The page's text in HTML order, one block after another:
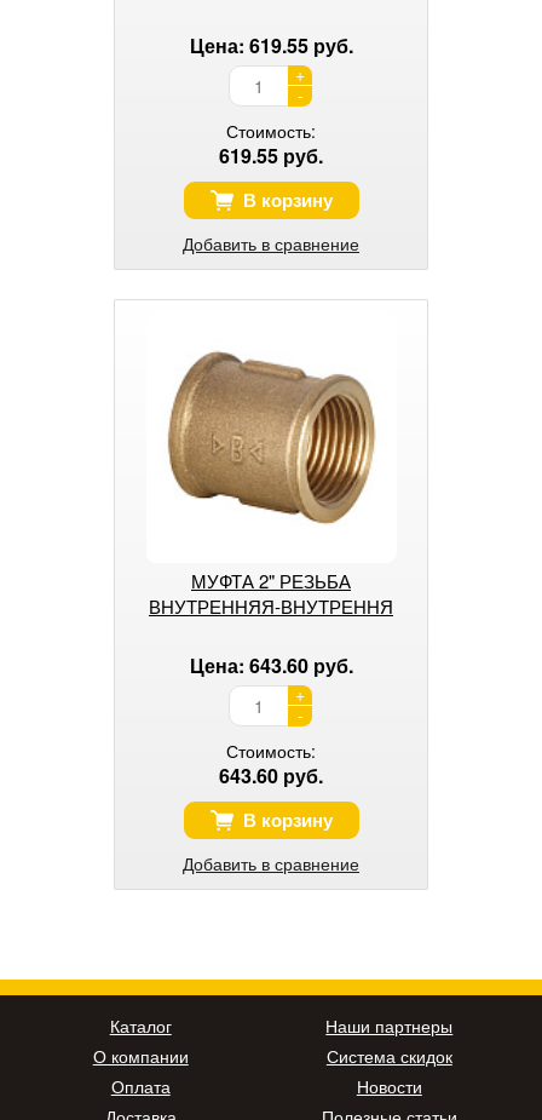
Цена: 619.55 руб.
+
-
Стоимость:
619.55 руб.
В корзину
Добавить в сравнение
МУФТА 2" РЕЗЬБА
ВНУТРЕННЯЯ-ВНУТРЕННЯ
Цена: 643.60 руб.
+
-
Стоимость:
643.60 руб.
В корзину
Добавить в сравнение
Каталог
О компании
Оплата
Наши партнеры
Система скидок
Новости